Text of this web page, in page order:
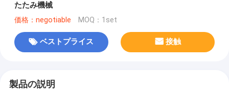
たたみ機械
価格：negotiable MOQ：1set
ベストプライス 接触
製品の説明